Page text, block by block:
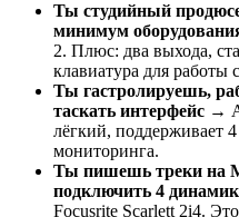
Ты студийный
минимум
2. Плюс: два выхода,
клавиатура для работы
Ты гастролируешь,
таскать интерфейс →
лёгкий, поддерживает
мониторинга.
Ты пишешь треки на
подключить 4
Focusrite Scarlett 2i4.